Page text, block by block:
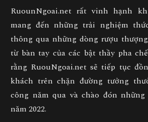
RuounNgoai.net rất vinh hạnh
mang đến những trải nghiệm
thông qua những dòng rượu
từ bàn tay của các bật thầy pha
rằng RuouNgoai.net sẽ tiếp tục
khách trên chặn đường tưởng
công năm qua và chào đón
năm 2022.